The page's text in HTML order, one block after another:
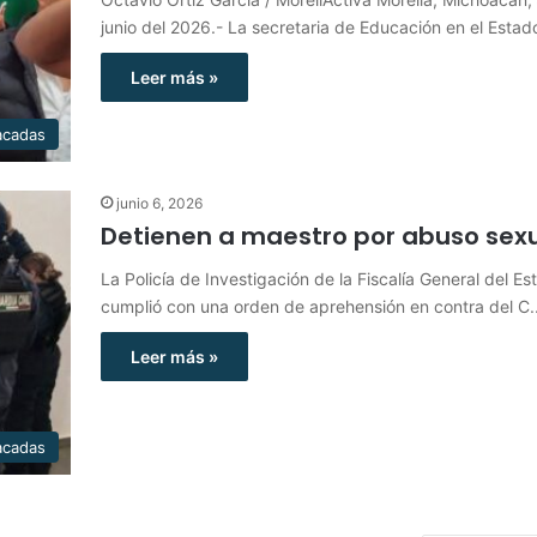
junio del 2026.- La secretaria de Educación en el
Leer más »
junio 6, 2026
Detienen a maestro por abuso
La Policía de Investigación de la Fiscalía General del
cumplió con una orden de aprehensión en contra del
Leer más »